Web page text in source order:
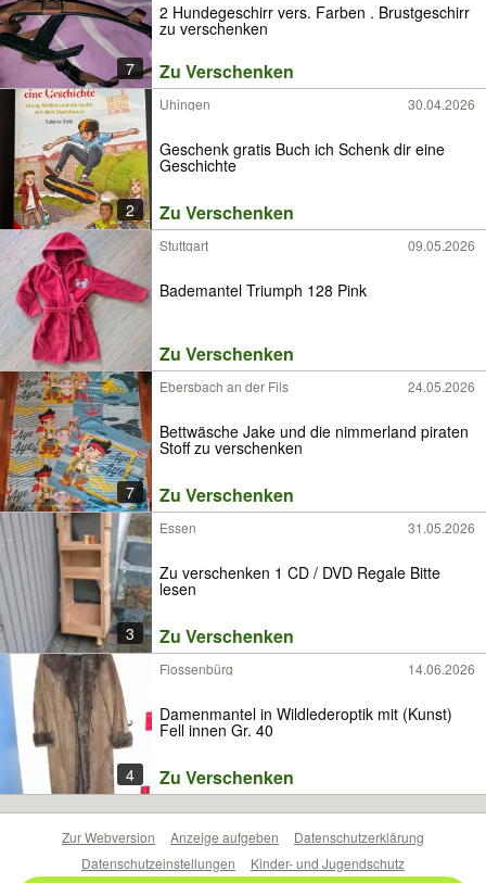
7
2 Hundegeschirr vers. Farben . Brustgeschirr
zu verschenken
Zu Verschenken
2
Uhingen 30.04.2026
Geschenk gratis Buch ich Schenk dir eine
Geschichte
Zu Verschenken
Stuttgart 09.05.2026
Bademantel Triumph 128 Pink
Zu Verschenken
7
Ebersbach an der Fils 24.05.2026
Bettwäsche Jake und die nimmerland piraten
Stoff zu verschenken
Zu Verschenken
3
Essen 31.05.2026
Zu verschenken 1 CD / DVD Regale Bitte
lesen
Zu Verschenken
4
Flossenbürg 14.06.2026
Damenmantel in Wildlederoptik mit (Kunst)
Fell innen Gr. 40
Zu Verschenken
Zur Webversion Anzeige aufgeben
Datenschutzerklärung
Datenschutzeinstellungen
Kinder- und Jugendschutz